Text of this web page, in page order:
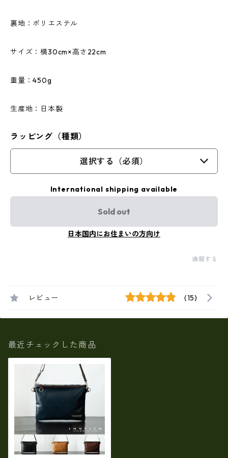
裏地：ポリエステル
サイズ：横30cm×高さ22cm
重量：450g
生産地：日本製
ラッピング（種類）
選択する（必須）
International shipping available
Sold out
日本国内にお住まいの方向け
通報する
レビュー (15)
最近チェックした商品